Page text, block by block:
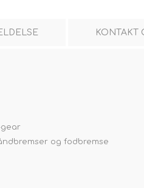
KONTAKT
gear
og fodbremse